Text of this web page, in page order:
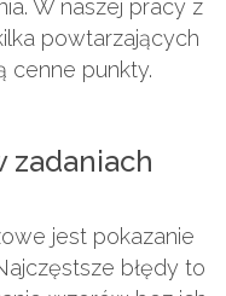
W naszej pracy z
powtarzających
cenne punkty.
zadaniach
jest pokazanie
błędy to